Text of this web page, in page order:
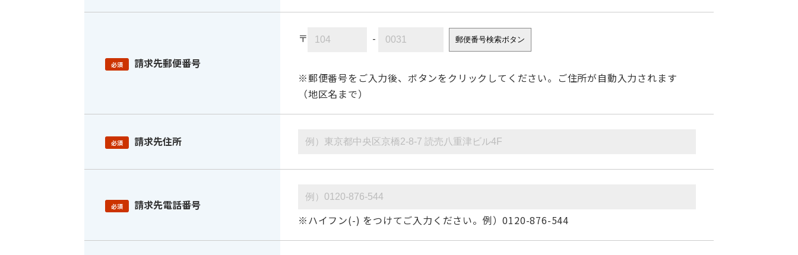
必須 請求先郵便番号
〒 - 郵便番号検索ボタン
※郵便番号をご入力後、ボタンをクリックしてください。ご住所が自動入力されます
（地区名まで）
必須 請求先住所
必須
請求先電話番号
※ハイフン(-) をつけてご入力ください。例）0120-876-544